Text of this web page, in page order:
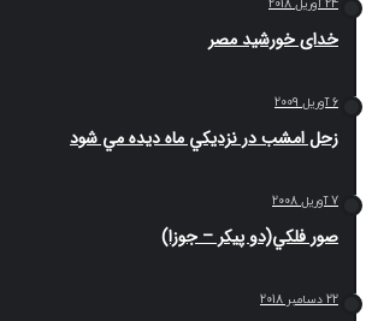
خورشید مصر
امشب در نزديكي ماه ديده مي شود
فلكي(دو پیکر – جوزا)